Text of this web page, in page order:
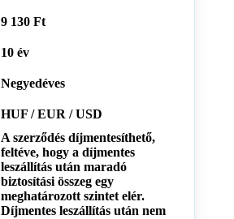
9 130 Ft
10 év
Negyedéves
HUF / EUR / USD
A szerződés díjmentesíthető,
feltéve, hogy a díjmentes
leszállítás után maradó
biztosítási összeg egy
meghatározott szintet elér.
Díjmentes leszállítás után nem